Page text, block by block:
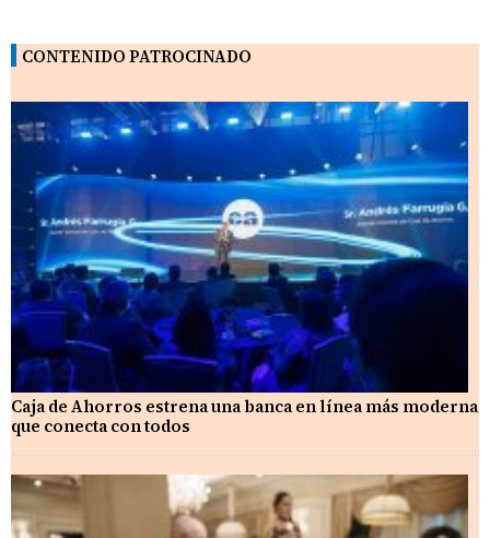
CONTENIDO PATROCINADO
Caja de Ahorros estrena una banca en línea más moderna
que conecta con todos